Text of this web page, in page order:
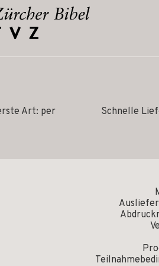
Art: per
Schnelle